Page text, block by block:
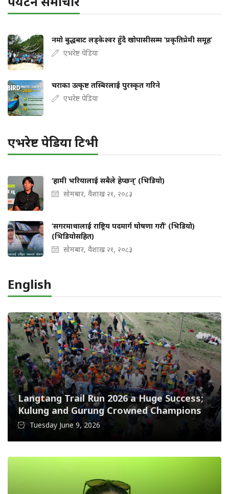
नमो बुद्धबाट लड्केश्वर हुँदै खोपासीसम्म ‘प्रकृतिप्रेमी समूह’
एभरेष्ट पेडिया
चराका उत्कृष्ट तस्बिरलाई पुरस्कृत गरिने
एभरेष्ट पेडिया
एभरेष्ट पेडिया टिभी
‘हामी भरियालाई सबैले हेप्छन्’ (भिडियो)
सोमबार, वैशाख २१, २०८३
‘सगरमाथालाई राष्ट्रिय पदमार्ग घोषणा गरौं’ (भिडियो)
(भिडियोसहित)
सोमबार, वैशाख २१, २०८३
English
Langtang Trail Run 2026 a Huge Success;
Kulung and Gurung Crowned Champions
Tuesday June 9, 2026